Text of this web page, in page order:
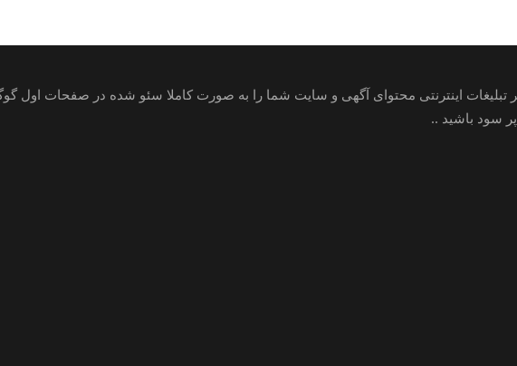
تبلیغات اینترنتی محتوای آگهی و سایت شما را به صورت کاملا سئو شده در صفحات اول
سود باشید ..